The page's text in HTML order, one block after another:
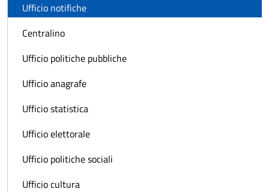
Ufficio notifiche
Centralino
Ufficio politiche pubbliche
Ufficio anagrafe
Ufficio statistica
Ufficio elettorale
Ufficio politiche sociali
Ufficio cultura